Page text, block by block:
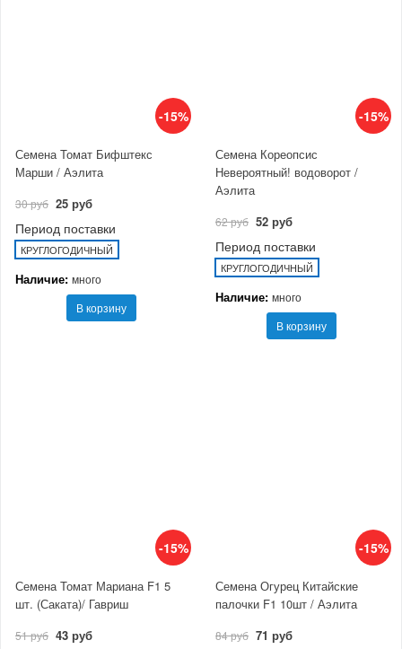
-15%
Семена Томат Бифштекс
Марши / Аэлита
30 руб 25 руб
Период поставки
КРУГЛОГОДИЧНЫЙ
Наличие: много
В корзину
-15%
Семена Кореопсис
Невероятный! водоворот /
Аэлита
62 руб 52 руб
Период поставки
КРУГЛОГОДИЧНЫЙ
Наличие: много
В корзину
-15%
Семена Томат Мариана F1 5
шт. (Саката)/ Гавриш
51 руб 43 руб
-15%
Семена Огурец Китайские
палочки F1 10шт / Аэлита
84 руб 71 руб